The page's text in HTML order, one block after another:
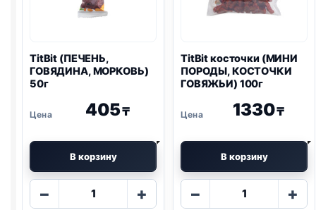
TitBit (ПЕЧЕНЬ,
ГОВЯДИНА, МОРКОВЬ)
50г
405₸
В корзину
−
Количество
+
TitBit косточки (МИНИ
ПОРОДЫ, КОСТОЧКИ
ГОВЯЖЬИ) 100г
1330₸
В корзину
−
Количество
+